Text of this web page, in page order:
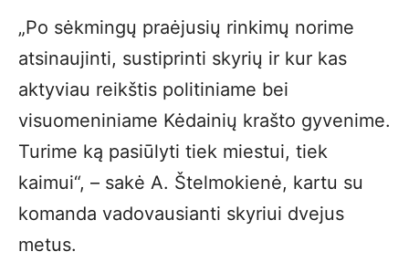
„Po sėkmingų praėjusių rinkimų norime
atsinaujinti, sustiprinti skyrių ir kur kas
aktyviau reikštis politiniame bei
visuomeniniame Kėdainių krašto gyvenime.
Turime ką pasiūlyti tiek miestui, tiek
kaimui“, – sakė A. Štelmokienė, kartu su
komanda vadovausianti skyriui dvejus
metus.